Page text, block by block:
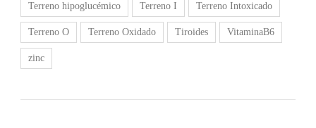
Terreno hipoglucémico Terreno I Terreno Intoxicado
Terreno O Terreno Oxidado Tiroides VitaminaB6
zinc